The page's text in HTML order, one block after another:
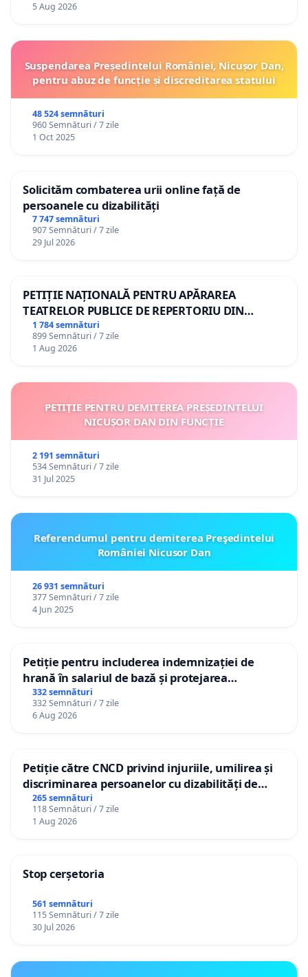
5 Aug 2026
Suspendarea Președintelui României, Nicușor Dan,
pentru abuz de funcție și discreditarea statului
48 524 semnături
960 Semnături / 7 zile
1 Oct 2025
Solicităm combaterea urii online față de
persoanele cu dizabilități
7 747 semnături
907 Semnături / 7 zile
29 Jul 2026
PETIȚIE NAȚIONALĂ PENTRU APĂRAREA
TEATRELOR PUBLICE DE REPERTORIU DIN
ROMÂNIA
1 784 semnături
899 Semnături / 7 zile
1 Aug 2026
PETIȚIE PENTRU DEMITEREA PREȘEDINTELUI
NICUȘOR DAN DIN FUNCȚIE
2 191 semnături
534 Semnături / 7 zile
31 Jul 2025
Referendumul pentru demiterea Preşedintelui
României Nicusor Dan
26 931 semnături
377 Semnături / 7 zile
4 Jun 2025
Petiție pentru includerea indemnizației de
hrană în salariul de bază și protejarea
gradațiilor de vechime pentru asistenții
personali
332 semnături
332 Semnături / 7 zile
6 Aug 2026
Petiție către CNCD privind injuriile, umilirea și
discriminarea persoanelor cu dizabilități de
către utilizatorul TikTok „Gorici”
265 semnături
118 Semnături / 7 zile
1 Aug 2026
Stop cerșetoria
561 semnături
115 Semnături / 7 zile
30 Jul 2026